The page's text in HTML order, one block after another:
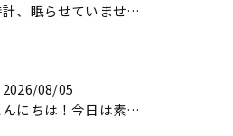
時計、眠らせていませんか？⌚️
2026/08/05
こんにちは！今日は素敵なアクセサリーをお買取りさせていただき...